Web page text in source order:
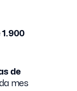
1.900
de
mes